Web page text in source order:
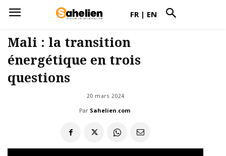
FR | EN
Mali : la transition
énergétique en trois
questions
20 mars 2024
Par Sahelien.com